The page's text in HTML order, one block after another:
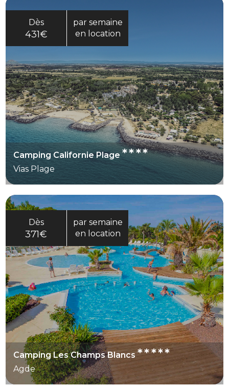
Dès
431€
par semaine
en location
Camping Californie Plage****
Vias Plage
Dès
371€
par semaine
en location
Camping Les Champs Blancs*****
Agde